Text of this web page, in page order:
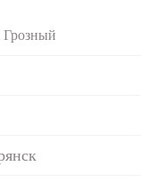
Грозный